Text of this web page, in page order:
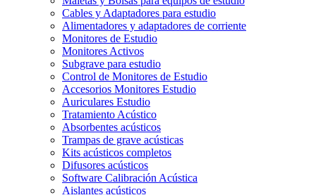
Cables y Adaptadores para estudio
Alimentadores y adaptadores de corriente
Monitores de Estudio
Monitores Activos
Subgrave para estudio
Control de Monitores de Estudio
Accesorios Monitores Estudio
Auriculares Estudio
Tratamiento Acústico
Absorbentes acústicos
Trampas de grave acústicas
Kits acústicos completos
Difusores acústicos
Software Calibración Acústica
Aislantes acústicos